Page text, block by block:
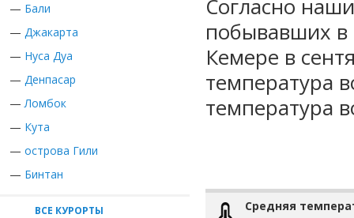
— Бали
— Джакарта
— Нуса Дуа
— Денпасар
—Ломбок
— Кута
— острова Гили
— Бинтан
ВСЕ КУРОРТЫ
Согласно
побывавших в
Кемере в
температура
температура
Средняя